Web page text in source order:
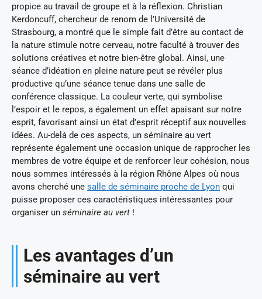
propice au travail de groupe et à la réflexion. Christian
Kerdoncuff, chercheur de renom de l’Université de
Strasbourg, a montré que le simple fait d’être au contact de
la nature stimule notre cerveau, notre faculté à trouver des
solutions créatives et notre bien-être global. Ainsi, une
séance d’idéation en pleine nature peut se révéler plus
productive qu’une séance tenue dans une salle de
conférence classique. La couleur verte, qui symbolise
l’espoir et le repos, a également un effet apaisant sur notre
esprit, favorisant ainsi un état d’esprit réceptif aux nouvelles
idées. Au-delà de ces aspects, un séminaire au vert
représente également une occasion unique de rapprocher les
membres de votre équipe et de renforcer leur cohésion, nous
nous sommes intéressés à la région Rhône Alpes où nous
avons cherché une salle de séminaire proche de Lyon qui
puisse proposer ces caractéristiques intéressantes pour
organiser un séminaire au vert !
Les avantages d’un
séminaire au vert